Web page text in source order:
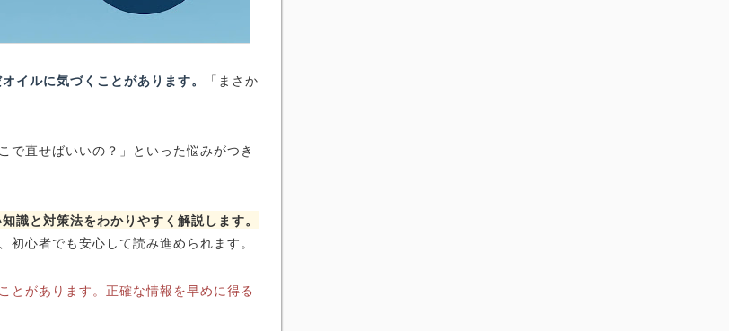
イルに気づくことがあります。
「まさか
で直せばいいの？」といった悩みがつき
識と対策法をわかりやすく解説します。
心者でも安心して読み進められます。
とがあります。正確な情報を早めに得る